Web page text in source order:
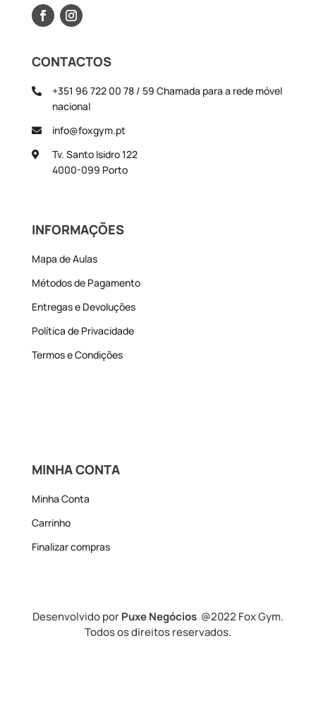
CONTACTOS
+351 96 722 00 78 / 59 Chamada para a rede móvel
nacional
info@foxgym.pt
Tv. Santo Isidro 122
4000-099 Porto
INFORMAÇÕES
Mapa de Aulas
Métodos de Pagamento
Entregas e Devoluções
Política de Privacidade
Termos e Condições
MINHA CONTA
Minha Conta
Carrinho
Finalizar compras
Desenvolvido porPuxe Negócios@2022 Fox Gym.
Todos os direitos reservados.